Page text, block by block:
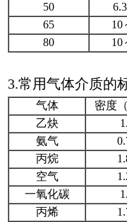
50
65
10
80
10
3.常用气体介质的
气体 密度
乙炔
氨气
丙烷
空气
一氧化碳
丙烯